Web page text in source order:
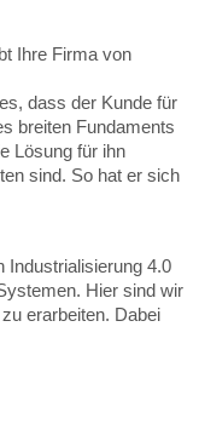
Ihre Firma von
dass der Kunde für
breiten Fundaments
Lösung für ihn
sind. So hat er sich
Industrialisierung 4.0
Hier sind wir
erarbeiten. Dabei